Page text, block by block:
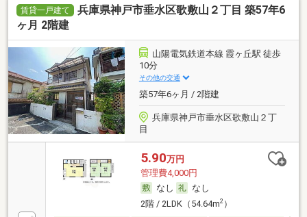
賃貸一戸建て
兵庫県神戸市垂水区歌敷山２丁目 築57年6
ヶ月 2階建
山陽電気鉄道本線 霞ヶ丘駅 徒歩
10分
その他の交通
築57年6ヶ月 / 2階建
兵庫県神戸市垂水区歌敷山２丁
目
5.90万円
管理費4,000円
なし
なし
2階 / 2LDK（54.64m2）